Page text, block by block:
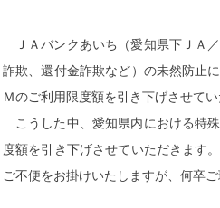
ＪＡバンクあいち（愛知県下ＪＡ
詐欺、還付金詐欺など）の未然防止
Ｍのご利用限度額を引き下げさせてい
こうした中、愛知県内における特
度額を引き下げさせていただきます。
ご不便をお掛けいたしますが、何卒